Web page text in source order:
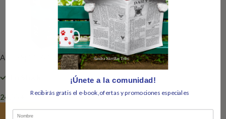
Alpha Spirit Alimento Only Fish
24,55
Añadir Al Carrito
¡Únete a la comunidad!
Recibirás gratis el e-book,ofertas y promociones especiales
Nombre